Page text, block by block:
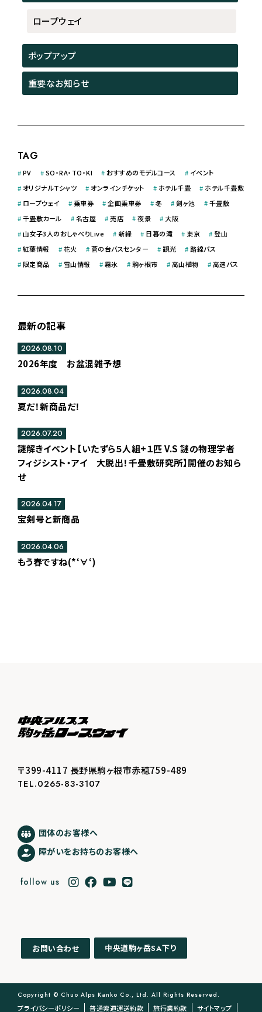
ロープウェイ
ポップアップ
重要なお知らせ
TAG
#PV #SO・RA・TO・KI #おすすめのモデルコース # イベント
# オリジナルＴシャツ # オンラインチケット # ホテル千畳 # ホテル千畳敷
# ロープウェイ # 乗車券 #企画乗車券 #冬 #剣ヶ池 #千畳敷
#千畳敷カール #名古屋 #売店 #夜景 # 大阪
#山女子3人のおしゃべりLive # 新緑 # 日暮の滝 #東京 #登山
#紅葉情報 #花火 #菅の台バスセンター # 観光 # 路線バス
# 限定商品 # 雪山情報 #霧氷 #駒ヶ根市 #高山植物 #高速バス
最新の記事
2026年度 お盆混雑予想
2026.08.10
夏だ！新商品だ！
2026.08.04
謎解きイベント【いたずら５人組+１匹 V.S 謎の物理学者
フィジシスト・アイ 大脱出！千畳敷研究所】開催のお知ら
せ
2026.07.20
宝剣号と新商品
2026.04.17
もう春ですね(*‘∀‘)
2026.04.06
〒399-4117 長野県駒ヶ根市赤穂759-489
TEL.0265-83-3107
団体のお客様へ
障がいをお持ちのお客様へ
follow us
お問い合わせ 中央道駒ヶ岳SA下り
Copyright © Chuo Alps Kanko Co., Ltd. All Rights Reserved.
プライバシーポリシー 普通索道運送約款 旅行業約款 サイトマップ